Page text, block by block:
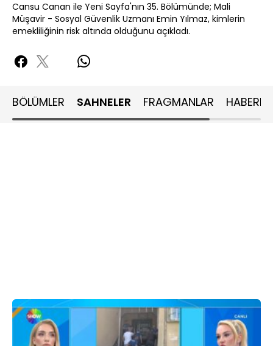
Cansu Canan ile Yeni Sayfa'nın 35. Bölümünde; Mali
Müşavir - Sosyal Güvenlik Uzmanı Emin Yılmaz, kimlerin
emekliliğinin risk altında olduğunu açıkladı.
BÖLÜMLER SAHNELER FRAGMANLAR